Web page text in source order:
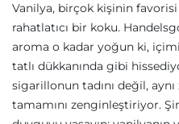
Vanilya, birçok kişinin favorisi
rahatlatıcı bir koku.
aroma o kadar yoğun ki,
tatlı dükkanında gibi
sigarillonun tadını değil,
tamamını zenginleştiriyor.